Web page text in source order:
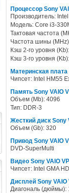
Процессор Sony
Производитель: Intel
Модель: Core i3-
Тактовая частота
Частота шины
Кэш 2-го уровня
Кэш 3-го уровня
Материнская плата
Чипсет: Intel HM55
Память Sony VAIO
Объем (Mb): 4096
Тип: DDR-3
Жесткий диск Sony
Объем (Gb): 320
Привод Sony VAIO
DVD-SuperMulti
Видео Sony VAIO
Чипсет: Intel GMA HD
Дисплей Sony VAIO
Диагональ (дюймы):